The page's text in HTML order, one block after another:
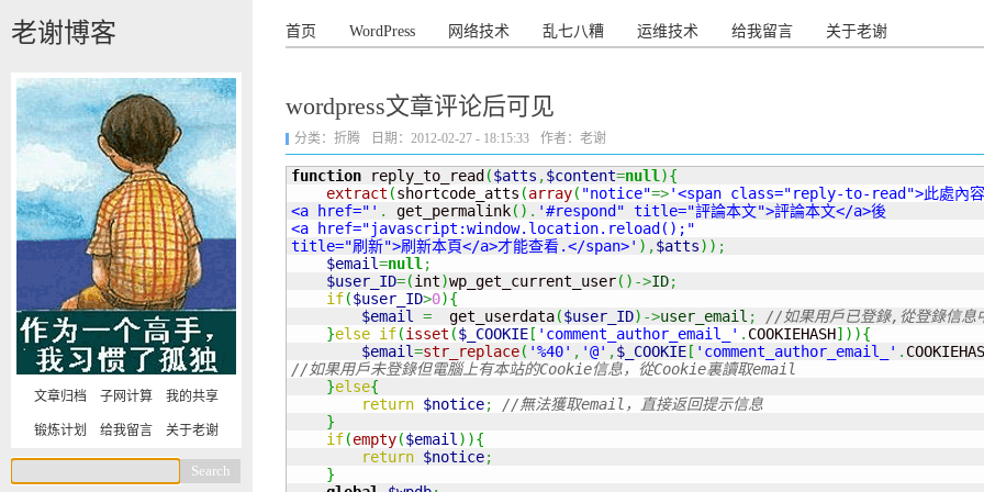
老谢博客 首页 WordPress 网络技术 乱七八糟 运维技术 给我留言 关于老谢
wordpress文章评论后可见
分类： 折腾 日期：2012-02-27 - 18:15:33 作者：老谢
function reply_to_read ($atts ,$content=null ){
extract (shortcode_atts (array( "notice"=>'<span class="reply-to-read">此處內容
<a href="' . get_permalink( ) . '#respond" title="評論本文">評論本文</a>後
<a href="javascript:window.location.reload();"
title="刷新">刷新本頁</a>才能查看.</span>' ) ,$atts) ) ;
$email=null ;
$user_ID=(int)wp_get_current_user( ) ->ID;
if($user_ID>0){
$email
=
  get_userdata
($user_ID) ->user_email ;
//如果用戶已登錄,從登錄信息
}else if(isset ($_COOKIE [ 'comment_author_email_' . COOKIEHASH] ) ){
$email=str_replace( '%40' , '@' ,$_COOKIE [ 'comment_author_email_' .
//如果用戶未登錄但電腦上有本站的Cookie信息，從Cookie裏讀取email
}else{
return $notice;
//無法獲取email，直接返回提示信息
}
if(empty($email ) ){
return $notice;
}
文章归档 子网计算 我的共享
锻炼计划 给我留言 关于老谢